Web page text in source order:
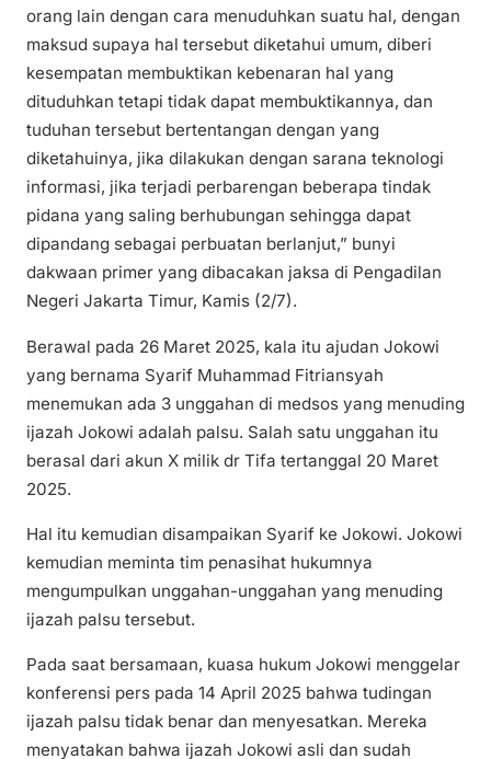
orang lain dengan cara menuduhkan suatu hal, dengan
maksud supaya hal tersebut diketahui umum, diberi
kesempatan membuktikan kebenaran hal yang
dituduhkan tetapi tidak dapat membuktikannya, dan
tuduhan tersebut bertentangan dengan yang
diketahuinya, jika dilakukan dengan sarana teknologi
informasi, jika terjadi perbarengan beberapa tindak
pidana yang saling berhubungan sehingga dapat
dipandang sebagai perbuatan berlanjut,” bunyi
dakwaan primer yang dibacakan jaksa di Pengadilan
Negeri Jakarta Timur, Kamis (2/7).
Berawal pada 26 Maret 2025, kala itu ajudan Jokowi
yang bernama Syarif Muhammad Fitriansyah
menemukan ada 3 unggahan di medsos yang menuding
ijazah Jokowi adalah palsu. Salah satu unggahan itu
berasal dari akun X milik dr Tifa tertanggal 20 Maret
2025.
Hal itu kemudian disampaikan Syarif ke Jokowi. Jokowi
kemudian meminta tim penasihat hukumnya
mengumpulkan unggahan-unggahan yang menuding
ijazah palsu tersebut.
Pada saat bersamaan, kuasa hukum Jokowi menggelar
konferensi pers pada 14 April 2025 bahwa tudingan
ijazah palsu tidak benar dan menyesatkan. Mereka
menyatakan bahwa ijazah Jokowi asli dan sudah